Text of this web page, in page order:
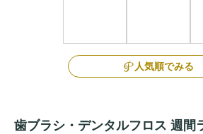
人気順でみる
歯ブラシ・デンタルフロス 週間